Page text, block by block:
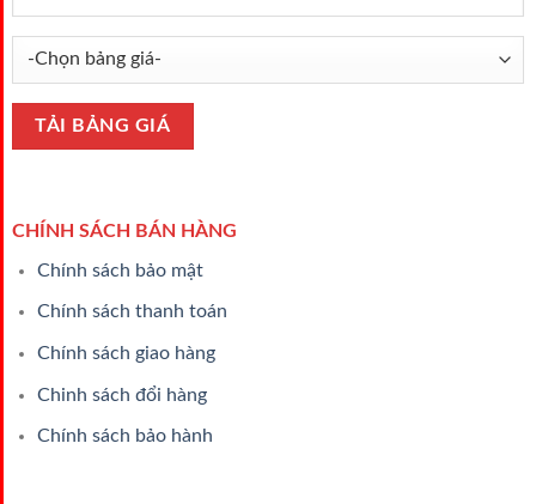
CHÍNH SÁCH BÁN HÀNG
Chính sách bảo mật
Chính sách thanh toán
Chính sách giao hàng
Chinh sách đổi hàng
Chính sách bảo hành